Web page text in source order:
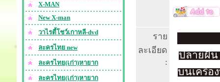
X-MAN
New X-man
วาไรตี้โชว์เกาหลี-dvd
ละครไทย new
ละครไทย(เก่า)หายาก
ละครไทย(เก่า)หายาก
ราย
ละเอียด
:
ปลายฝัน
บนเครื่อ